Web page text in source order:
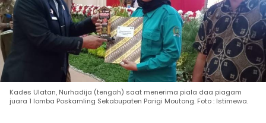
Kades Ulatan, Nurhadija (tengah) saat menerima piala daa piagam
juara 1 lomba Poskamling Sekabupaten Parigi Moutong. Foto : Istimewa.